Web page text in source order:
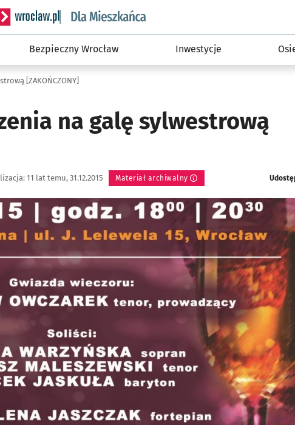
informacyjny wroclaw.pl podserwis: Dla mieszkańca
Bezpieczny Wrocław Inwestycje
[ZAKOŃCZONY]
na galę sylwestrową
11 lat temu, 31.12.2015 Materiał archiwalny